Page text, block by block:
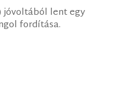
jóvoltából lent egy
fordítása.